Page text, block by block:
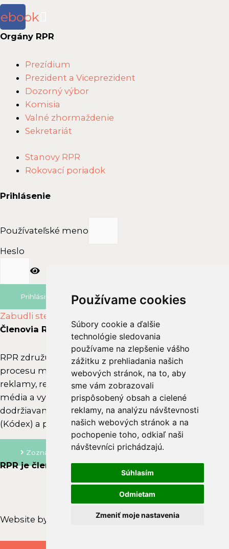
Používame cookies
Súbory cookie a ďalšie
technológie sledovania
používame na zlepšenie vášho
zážitku z prehliadania našich
webových stránok, na to, aby
sme vám zobrazovali
prispôsobený obsah a cielené
reklamy, na analýzu návštevnosti
našich webových stránok a na
pochopenie toho, odkiaľ naši
návštevníci prichádzajú.
Súhlasím
Odmietam
Zmeniť moje nastavenia
Používame cookies
Súbory cookie a ďalšie
technológie sledovania
používame na zlepšenie vášho
zážitku z prehliadania našich
webových stránok, na to, aby
sme vám zobrazovali
prispôsobený obsah a cielené
reklamy, na analýzu návštevnosti
našich webových stránok a na
pochopenie toho, odkiaľ naši
návštevníci prichádzajú.
Súhlasím
Odmietam
Zmeniť moje nastavenia
R
t
i
a
n
á
t
u
z
a
a
n
u
t
a
K
R
R
r
á
a
z
3
z
a
a
i
b
t
r
ž
n
e
j
k
o
m
s
P
Orgány RPR
Main
Menu
Prezídium
Prezident a Viceprezident
Dozorný výbor
Komisia
Valné zhormaždenie
Sekretariát
Main
Menu
Stanovy RPR
Rokovací poriadok
Prihlásenie
Používateľské meno
Heslo
Prihlásiť sa
Zabudli ste heslo?
Členovia RPR
RPR združuje subjekty, ktoré aktívne vstupujú do
procesu marketingovej komunikácie – zadávateľov
reklamy, reklamné agentúry, branžové asociácie,
média a vysielateľov. Členovia RPR sa zaviazali k
dodržiavaniu
Etického kódexu reklamnej praxe
(Kódex) a posilňovaniu dobrého mena reklamy.
Zoznam členov
RPR je členom
Website by